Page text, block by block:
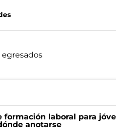
egresados
formación laboral para
anotarse